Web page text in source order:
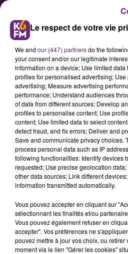
Le premier Urban
a lieu ce dimanche
La mairie de Talant
dimanche la
son « Urban trail ».
échangé avec
charge des sports.
Publié : 1er juillet 2022 à 12h10
Le respect de votre vie
We and our (447) partnersdo the
your consent and/or our legitimate
information on a device; Use limited
profiles for personalised advertising;
advertising; Measure advertising
performance; Understand audiences
of data from different sources; Develop
profiles to personalise content; Use
content; Use limited data to select
detect fraud, and fix errors; Deliver and
Save and communicate privacy choices.
process personal data such as IP
following functionalities: Identify devices
requested; Use precise geolocation
other data sources; Link different
information transmitted automatically.
Vous pouvez accepter en cliquant sur
sélectionnant les finalités et/ou
Vous pouvez également refuser en
accepter". Vos préférences ne
pouvez mettre à jour vos choix, ou retirer
moment via le lien "Gérer les cookies"